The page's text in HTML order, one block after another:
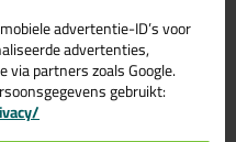
advertentie-ID’s voor
advertenties,
partners zoals Google.
gebruikt: